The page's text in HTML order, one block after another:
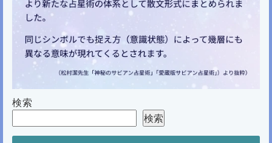
検索
検索